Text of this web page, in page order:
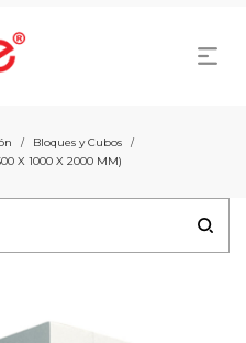
/ Bloques y Cubos /
X 1000 X 2000 MM)